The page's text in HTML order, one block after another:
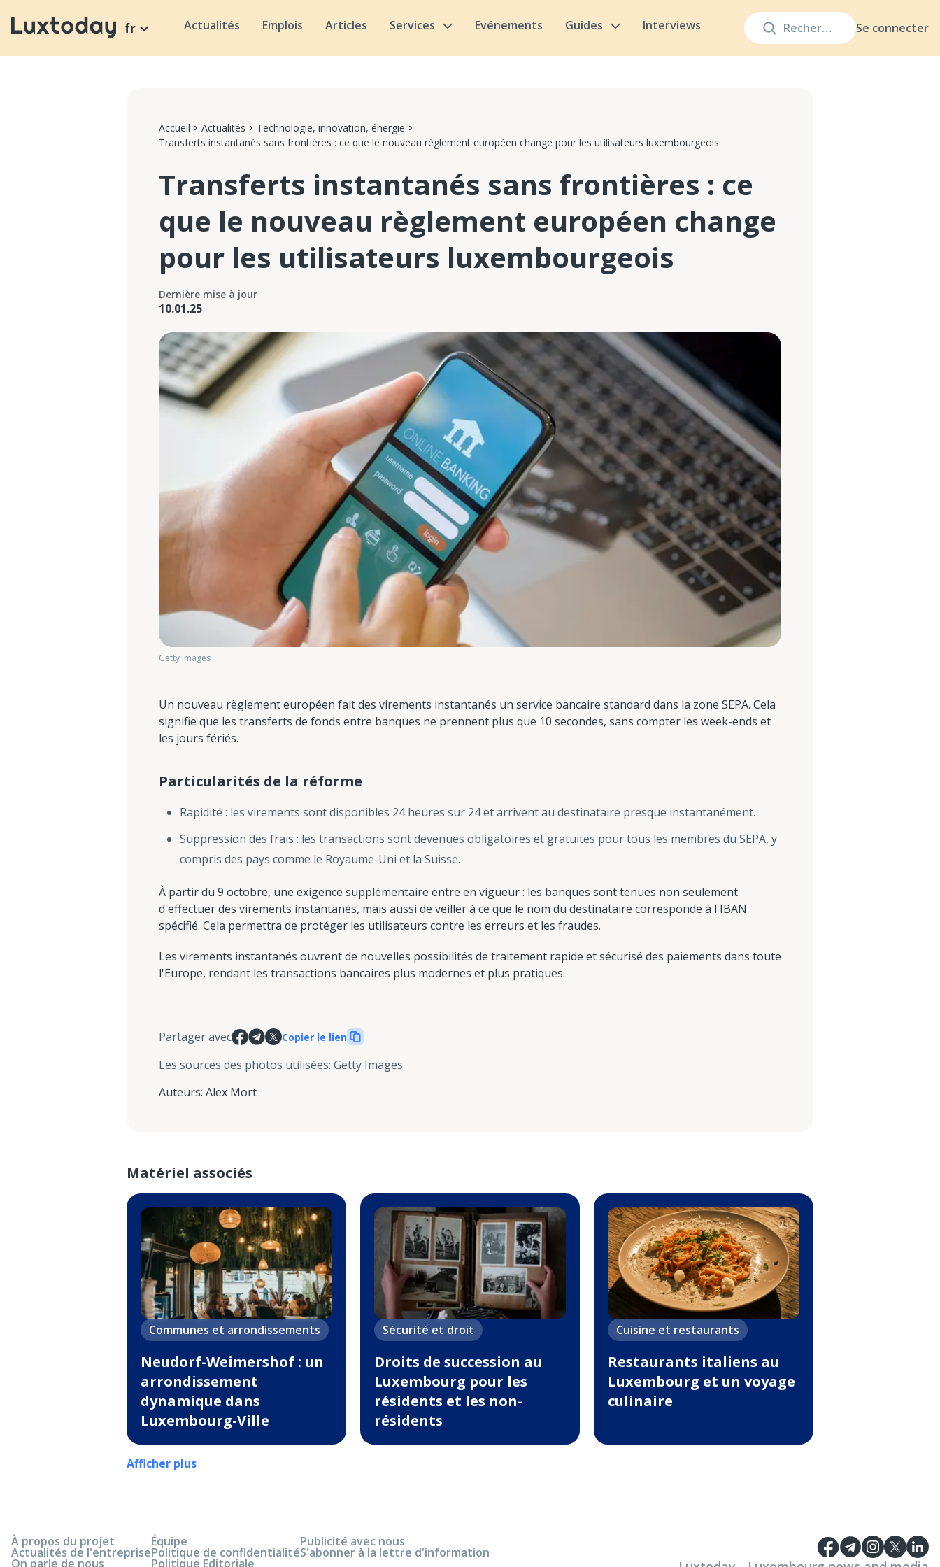
Se connecter
fr Actualités Emplois Articles Services Evénements Guides Interviews
Accueil Actualités
Technologie, innovation, énergie
Transferts instantanés sans frontières : ce que le nouveau règlement européen change pour les utilisateurs luxembourgeois
Transferts instantanés sans frontières : ce
que le nouveau règlement européen change
pour les utilisateurs luxembourgeois
Dernière mise à jour
10.01.25
Getty Images
Un nouveau règlement européen fait des virements instantanés un service bancaire standard dans la zone SEPA. Cela
signifie que les transferts de fonds entre banques ne prennent plus que 10 secondes, sans compter les week-ends et
les jours fériés.
Particularités de la réforme
Rapidité : les virements sont disponibles 24 heures sur 24 et arrivent au destinataire presque instantanément.
Suppression des frais : les transactions sont devenues obligatoires et gratuites pour tous les membres du SEPA, y
compris des pays comme le Royaume-Uni et la Suisse.
À partir du 9 octobre, une exigence supplémentaire entre en vigueur : les banques sont tenues non seulement
d'effectuer des virements instantanés, mais aussi de veiller à ce que le nom du destinataire corresponde à l'IBAN
spécifié. Cela permettra de protéger les utilisateurs contre les erreurs et les fraudes.
Les virements instantanés ouvrent de nouvelles possibilités de traitement rapide et sécurisé des paiements dans toute
l'Europe, rendant les transactions bancaires plus modernes et plus pratiques.
Partager avec Copier le lien
Les sources des photos utilisées: Getty Images
Auteurs: Alex Mort
Matériel associés
Communes et arrondissements
Neudorf-Weimershof : un
arrondissement
dynamique dans
Luxembourg-Ville
Sécurité et droit
Droits de succession au
Luxembourg pour les
résidents et les non-
résidents
Cuisine et restaurants
Restaurants italiens au
Luxembourg et un voyage
culinaire
Afficher plus
À propos du projet
Actualités de l'entreprise
On parle de nous
Équipe
Politique de confidentialité
Politique Editoriale
Publicité avec nous
S'abonner à la lettre d'information